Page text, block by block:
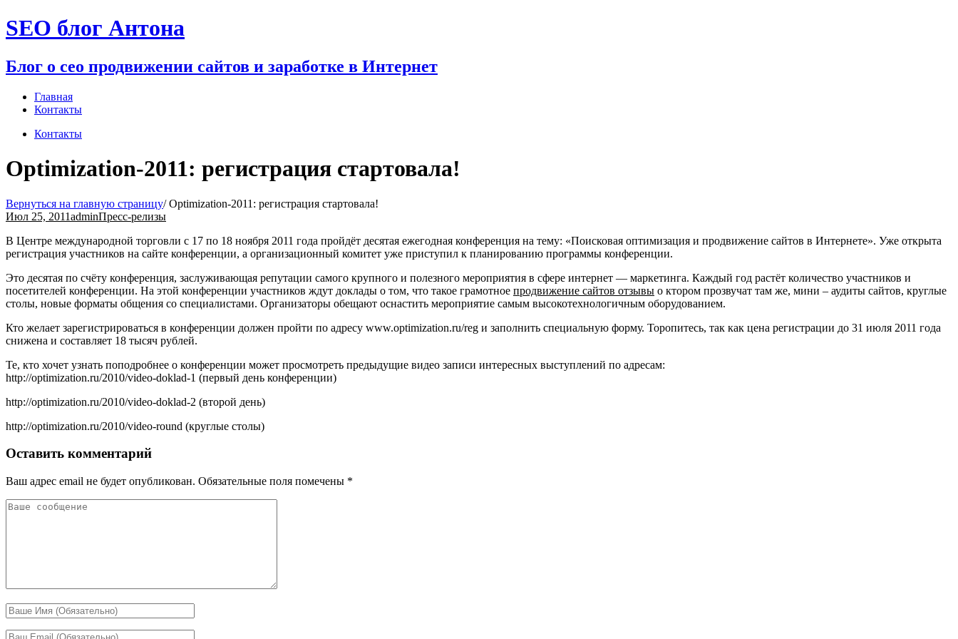
Перейти
к
SEO блог Антона
Блог о сео продвижении сайтов и заработке в Интернет
Главная
Контакты
Контакты
Optimization-2011: регистрация стартовала!
Вернуться на главную страницу/Optimization-2011: регистрация стартовала!
Июл 25, 2011adminПресс-релизы
В Центре международной торговли с 17 по 18 ноября 2011 года пройдёт десятая ежегодная конференция на тему: «Поисковая оптимизация и продвижение сайтов в Интернете». Уже открыта
регистрация участников на сайте конференции, а организационный комитет уже приступил к планированию программы конференции.
Это десятая по счёту конференция, заслуживающая репутации самого крупного и полезного мероприятия в сфере интернет — маркетинга. Каждый год растёт количество участников и
посетителей конференции. На этой конференции участников ждут доклады о том, что такое грамотное продвижение сайтов отзывы о ктором прозвучат там же, мини – аудиты сайтов, круглые
столы, новые форматы общения со специалистами. Организаторы обещают оснастить мероприятие самым высокотехнологичным оборудованием.
Кто желает зарегистрироваться в конференции должен пройти по адресу www.optimization.ru/reg и заполнить специальную форму. Торопитесь, так как цена регистрации до 31 июля 2011 года
снижена и составляет 18 тысяч рублей.
Те, кто хочет узнать поподробнее о конференции может просмотреть предыдущие видео записи интересных выступлений по адресам:
http://optimization.ru/2010/video-doklad-1 (первый день конференции)
http://optimization.ru/2010/video-doklad-2 (второй день)
http://optimization.ru/2010/video-round (круглые столы)
Оставить комментарий
Ваш адрес email не будет опубликован. Обязательные поля помечены *